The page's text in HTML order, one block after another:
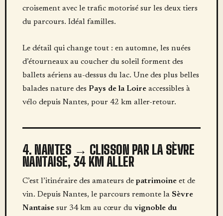
croisement avec le trafic motorisé sur les deux tiers
du parcours. Idéal familles.
Le détail qui change tout : en automne, les nuées
d’étourneaux au coucher du soleil forment des
ballets aériens au-dessus du lac. Une des plus belles
balades nature des Pays de la Loireaccessibles à
vélo depuis Nantes, pour 42 km aller-retour.
4. NANTES → CLISSON PAR LA SÈVRE
NANTAISE, 34 KM ALLER
C’est l’itinéraire des amateurs de patrimoineet de
vin. Depuis Nantes, le parcours remonte la Sèvre
Nantaisesur 34 km au cœur du vignoble du